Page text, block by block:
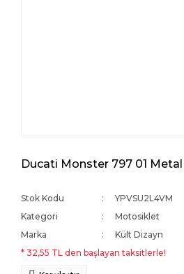
Ducati Monster 797 01
Stok Kodu
YPVSU2L4VM
Kategori
Motosiklet
Marka
Kült Dizayn
* 32,55 TL den başlayan taksitlerle!